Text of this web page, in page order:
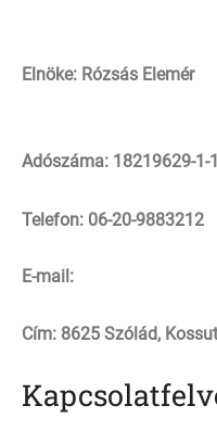
Elnöke: Rózsás Elemér
Adószáma: 18219629-1-
Telefon: 06-20-9883212
E-mail:
Cím: 8625 Szólád,